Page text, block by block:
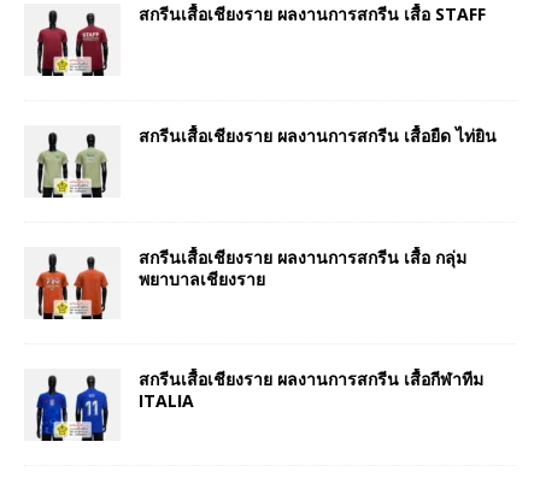
สกรีนเสื้อเชียงราย ผลงานการสกรีน เสื้อ STAFF
สกรีนเสื้อเชียงราย ผลงานการสกรีน เสื้อยืด ไท่ยิน
สกรีนเสื้อเชียงราย ผลงานการสกรีน เสื้อ กลุ่ม
พยาบาลเชียงราย
สกรีนเสื้อเชียงราย ผลงานการสกรีน เสื้อกีฬาทีม
ITALIA